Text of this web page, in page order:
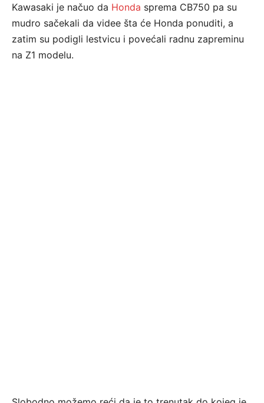
Kawasaki je načuo da Honda sprema CB750 pa su
mudro sačekali da videe šta će Honda ponuditi, a
zatim su podigli lestvicu i povećali radnu zapreminu
na Z1 modelu.